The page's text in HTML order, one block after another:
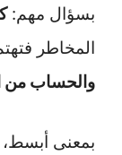
بسؤال مهم:
المخاطر
والحساب من
بمعنى